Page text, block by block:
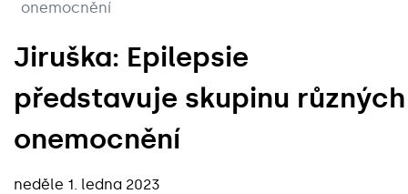
onemocnění
Jiruška: Epilepsie
představuje skupinu různých
onemocnění
neděle 1. ledna 2023